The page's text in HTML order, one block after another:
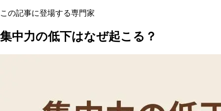
この記事に登場する専門家
集中力の低下はなぜ起こる？